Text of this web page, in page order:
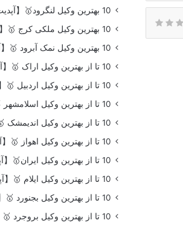
10 بهترین وکیل لنگرود🥇【آپدیت جدید】⚖️
10 بهترین وکیل ملکی کرج 🥇【آپدیت جدید】⚖️
10 بهترین وکیل نمک آبرود 🥇【آپدیت جدید】⚖️
10 تا از بهترین وکیل اراک 🥇【آپدیت جدید】⚖️
10 تا از بهترین وکیل اردبیل 🥇【آپدیت جدید】
10 تا از بهترین وکیل اسلامشهر 🥇【آپدیت جدید】
10 تا از بهترین وکیل اندیمشک 🥇【آپدیت جدید】
10 تا از بهترین وکیل اهواز 🥇【آپدیت جدید】⚖️
10 تا از بهترین وکیل ایران🥇【آپدیت جدید】
10 تا از بهترین وکیل ایلام 🥇【آپدیت جدید】
10 تا از بهترین وکیل بجنورد 🥇【آپدیت جدید】
10 تا از بهترین وکیل بروجرد 🥇【آپدیت جدید】